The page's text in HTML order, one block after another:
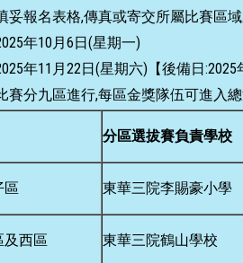
妥報名表格,傳真或寄交所屬比賽區
年10月6日(星期一)
年11月22日(星期六)【後備日:2025
賽分九區進行,每區金獎隊伍可進入
分區選拔賽負責學校
區 東華三院李賜豪小學
及西區 東華三院鶴山學校